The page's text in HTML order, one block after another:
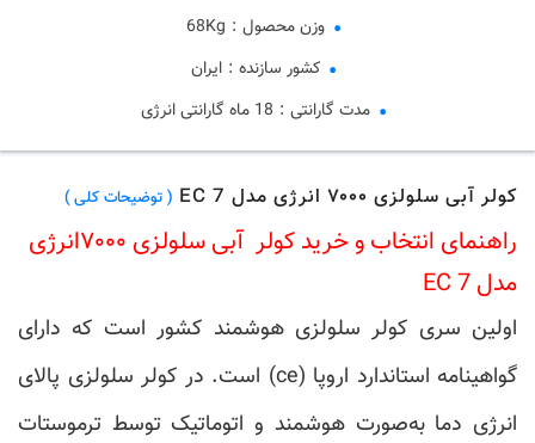
وزن محصول :
68Kg
کشور سازنده : ایران
مدت گارانتی : 18 ماه گارانتی انرژی
کولر آبی سلولزی ۷۰۰۰ انرژی مدل 7 EC ( توضیحات کلی )
راهنمای انتخاب و خرید کولر آبی سلولزی ۷۰۰۰انرژی
مدل 7 EC
اولین سری کولر سلولزی هوشمند کشور است که دارای
گواهینامه استاندارد اروپا (ce) است. در کولر سلولزی پالای
انرژی دما به‌صورت هوشمند و اتوماتیک توسط ترموستات